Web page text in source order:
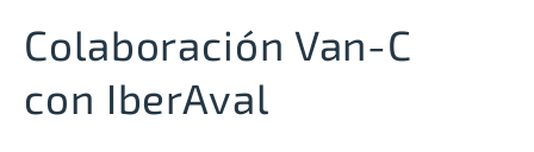
Colaboración Van-C
con IberAval